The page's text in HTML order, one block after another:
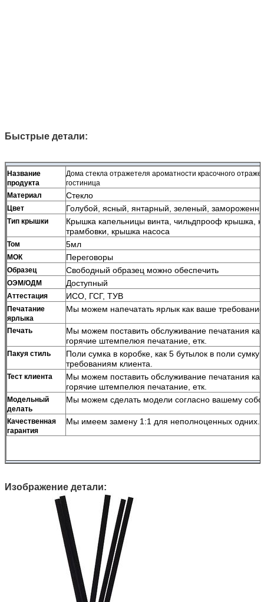
Быстрые детали:
Название
продукта
Дома стекла отражетеля ароматности красочного
гостиница
Материал
Стекло
Цвет Голубой, ясный, янтарный, зеленый,
Тип крышки
Крышка капельницы винта, чильдпрооф крышка,
трамбовки, крышка насоса
Том 5мл
МОК Переговоры
Образец Свободный образец можно обеспечить
ОЭМ/ОДМ Доступный
Аттестация ИСО, ГСГ, ТУВ
Печатание
ярлыка
Мы можем напечатать ярлык как ваше требование
Печать
Мы можем поставить обслуживание печатания
горячие штемпелюя печатание, етк.
Пакуя стиль
Поли сумка в коробке, как 5 бутылок в поли сумку
требованиям клиента.
Тест клиента
Мы можем поставить обслуживание печатания
горячие штемпелюя печатание, етк.
Модельный
делать
Мы можем сделать модели согласно вашему
Качественная
гарантия
Мы имеем замену 1:1 для неполноценных одних.
Изображение детали: